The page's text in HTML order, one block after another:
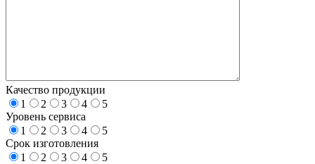
Качество продукции
1
2 3 4
5
Уровень сервиса
1
2 3 4
5
Срок изготовления
1
2 3 4
5